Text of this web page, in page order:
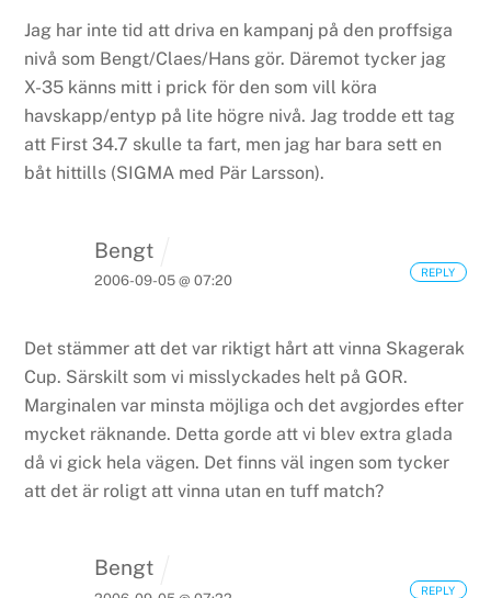
Jag har inte tid att driva en kampanj på den proffsiga
nivå som Bengt/Claes/Hans gör. Däremot tycker jag
X-35 känns mitt i prick för den som vill köra
havskapp/entyp på lite högre nivå. Jag trodde ett tag
att First 34.7 skulle ta fart, men jag har bara sett en
båt hittills (SIGMA med Pär Larsson).
Bengt
2006-09-05 @ 07:20
Det stämmer att det var riktigt hårt att vinna Skagerak
Cup. Särskilt som vi misslyckades helt på GOR.
Marginalen var minsta möjliga och det avgjordes efter
mycket räknande. Detta gorde att vi blev extra glada
då vi gick hela vägen. Det finns väl ingen som tycker
att det är roligt att vinna utan en tuff match?
REPLY
Bengt
REPLY